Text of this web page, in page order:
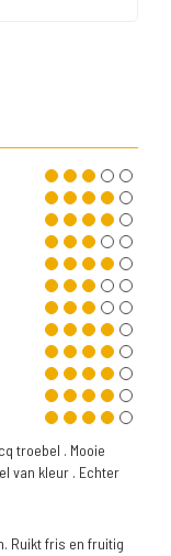
troebel . Mooie
van kleur . Echter
Ruikt fris en fruitig